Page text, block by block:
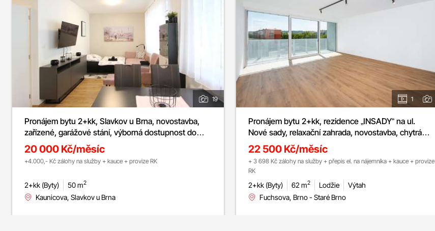
19
Pronájem bytu 2+kk, Slavkov u Brna, novostavba,
zařízené, garážové stání, výborná dostupnost do
Brna, ul. Kaunicova
20 000 Kč/měsíc
+4.000,- Kč zálohy na služby + kauce + provize RK
2+kk (Byty) 50 m2
Kaunicova, Slavkov u Brna
1
Pronájem bytu 2+kk, rezidence „INSADY“ na ul.
Nové sady, relaxační zahrada, novostavba, chytrá
domácnost, rekuperace, klimatizace, lodžie, sklep
22 500 Kč/měsíc
+ 3 698 Kč zálohy na služby + přepis el. na nájemníka + kauce + provize
RK
2+kk (Byty) 62 m2 Lodžie
Výtah
Fuchsova, Brno - Staré Brno